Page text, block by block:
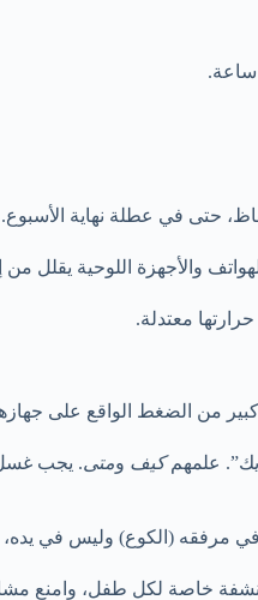
حتى في عطلة نهاية الأسبوع.
والأجهزة اللوحية
معتدلة.
كبير من الضغط الواقع على
علمهمكيف ومتى
(الكوع) وليس في يده،
خاصة لكل طفل، وامنع